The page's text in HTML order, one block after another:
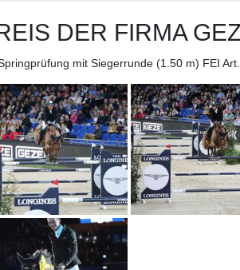
DER FIRMA
mit Siegerrunde (1.50 m) FEI